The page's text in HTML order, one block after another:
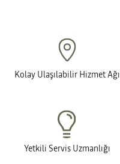
Kolay Ulaşılabilir Hizmet Ağı
Yetkili Servis Uzmanlığı